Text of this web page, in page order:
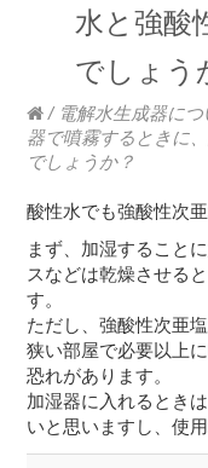
水と強酸
でしょう
/ 電解水生成器に
器で噴霧するときに
でしょうか？
酸性水でも強酸性次
まず、加湿すること
スなどは乾燥させる
す。
ただし、強酸性次亜
狭い部屋で必要以上
恐れがあります。
加湿器に入れるとき
いと思いますし、使